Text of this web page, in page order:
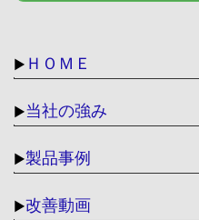
▶ ＨＯＭＥ
▶当社の強み
▶製品事例
▶改善動画